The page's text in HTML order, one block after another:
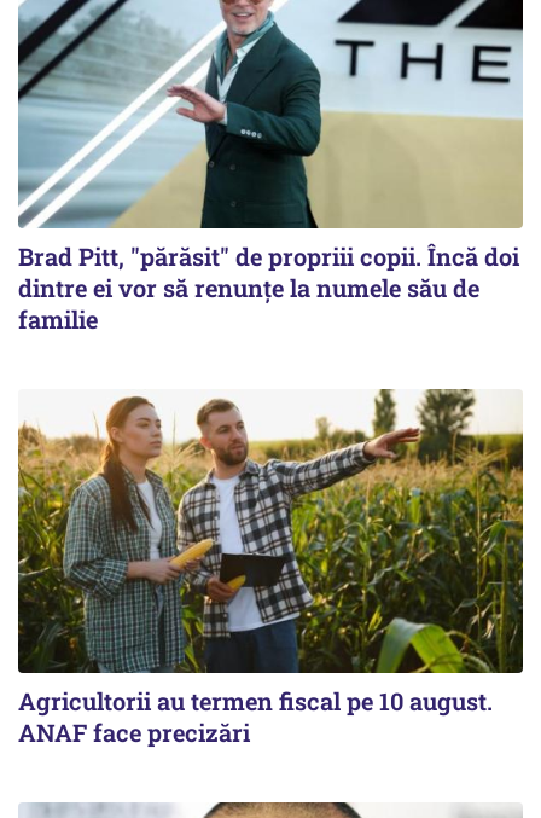
Brad Pitt, "părăsit" de propriii copii. Încă doi
dintre ei vor să renunțe la numele său de
familie
Agricultorii au termen fiscal pe 10 august.
ANAF face precizări